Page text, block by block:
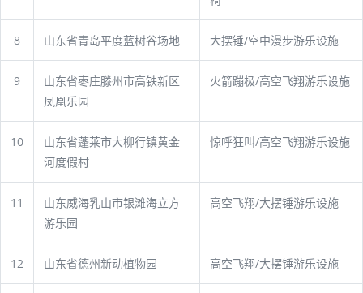
8 山东省青岛平度蓝树谷场地 大摆锤/空中漫步游乐设施
9
山东省枣庄滕州市高铁新区
凤凰乐园
火箭蹦极/高空飞翔游乐设施
10
山东省蓬莱市大柳行镇黄金
河度假村
惊呼狂叫/高空飞翔游乐设施
11
山东威海乳山市银滩海立方
游乐园
高空飞翔/大摆锤游乐设施
12 山东省德州新动植物园 高空飞翔/大摆锤游乐设施